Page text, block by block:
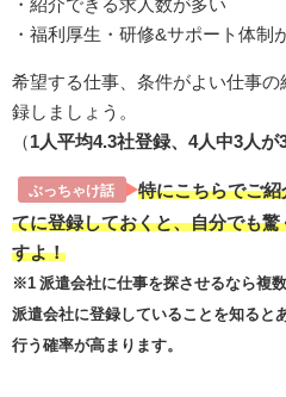
・紹介できる求人数が多い
・福利厚生・研修&サポート体制
希望する仕事、条件がよい仕事
録しましょう。
（ 1人平均4.3社登録、4人中3人
ぶっちゃけ話
特にこちらでご
てに登録しておくと、自分でも
すよ！
※1 派遣会社に仕事を探させるなら複
派遣会社に登録していることを知ると
行う確率が高まります。